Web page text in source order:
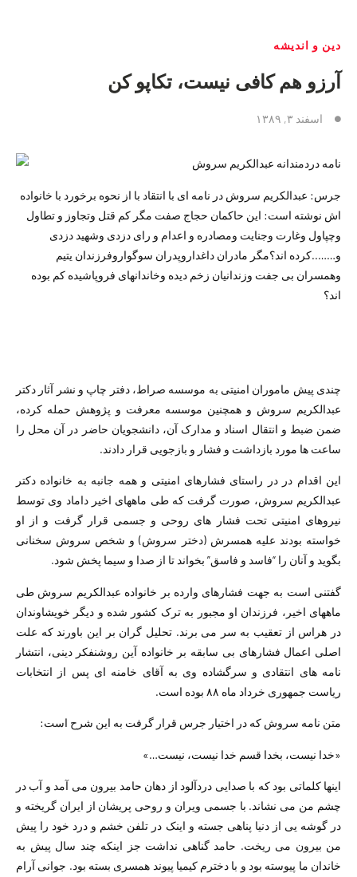
دین و اندیشه
آرزو هم کافی نیست، تکاپو کن
اسفند ۳, ۱۳۸۹
نامه دردمندانه عبدالکریم سروش
جرس: عبدالکریم سروش در نامه ای با انتقاد با از نحوه برخورد با خانواده
اش نوشته است: این حاکمان حجاج صفت مگر کم قتل وتجاوز و تطاول
وچپاول وغارت وجنایت ومصادره و اعدام و رای دزدی وشهید دزدی
و……..کرده اند؟مگر مادران داغداروپدران سوگواروفرزندان یتیم
وهمسران بی جفت وزندانیان زخم دیده وخاندانهای فروپاشیده کم بوده
اند؟
چندی پیش ماموران امنیتی به موسسه صراط، دفتر چاپ و نشر آثار دکتر
عبدالکریم سروش و همچنین موسسه معرفت و پژوهش حمله کرده،
ضمن ضبط و انتقال اسناد و مدارک آن، دانشجویان حاضر در آن محل را
ساعت ها مورد بازداشت و فشار و بازجویی قرار دادند.
این اقدام در در راستای فشارهای امنیتی و همه جانبه به خانواده دکتر
عبدالکریم سروش، صورت گرفت که طی ماههای اخیر داماد وی توسط
نیروهای امنیتی تحت فشار های روحی و جسمی قرار گرفت و از او
خواسته بودند علیه همسرش (دختر سروش) و شخص سروش سخنانی
بگوید و آنان را “فاسد و فاسق” بخواند تا از صدا و سیما پخش شود.
گفتنی است به جهت فشارهای وارده بر خانواده عبدالکریم سروش طی
ماههای اخیر، فرزندان او مجبور به ترک کشور شده و دیگر خویشاوندان
در هراس از تعقیب به سر می برند. تحلیل گران بر این باورند که علت
اصلی اعمال فشارهای بی سابقه بر خانواده آین روشنفکر دینی، انتشار
نامه های انتقادی و سرگشاده وی به آقای خامنه ای پس از انتخابات
ریاست جمهوری خرداد ماه ٨٨ بوده است.
متن نامه سروش که در اختیار جرس قرار گرفت به این شرح است:
«خدا نیست، بخدا قسم خدا نیست، نیست…»
اینها کلماتی بود که با صدایی دردآلود از دهان حامد بیرون می آمد و آب در
چشم من می نشاند. با جسمی ویران و روحی پریشان از ایران گریخته و
در گوشه یی از دنیا پناهی جسته و اینک در تلفن خشم و درد خود را پیش
من بیرون می ریخت. حامد گناهی نداشت جز اینکه چند سال پیش به
خاندان ما پیوسته بود و با دخترم کیمیا پیوند همسری بسته بود. جوانی آرام